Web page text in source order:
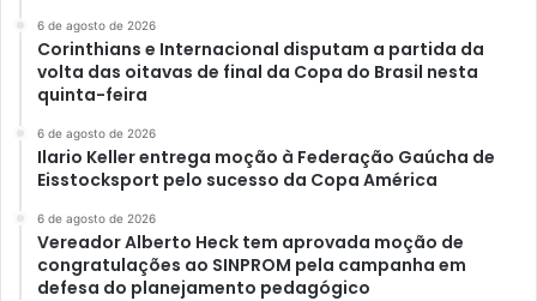
6 de agosto de 2026
Corinthians e Internacional disputam a partida da
volta das oitavas de final da Copa do Brasil nesta
quinta-feira
6 de agosto de 2026
Ilario Keller entrega moção à Federação Gaúcha de
Eisstocksport pelo sucesso da Copa América
6 de agosto de 2026
Vereador Alberto Heck tem aprovada moção de
congratulações ao SINPROM pela campanha em
defesa do planejamento pedagógico